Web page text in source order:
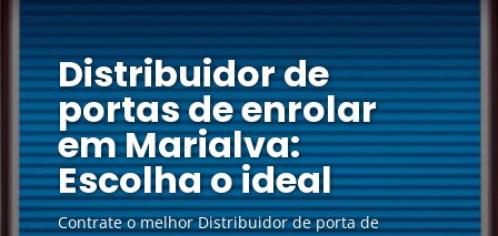
Distribuidor de
portas de enrolar
em Marialva:
Escolha o ideal
Contrate o melhor Distribuidor de porta de